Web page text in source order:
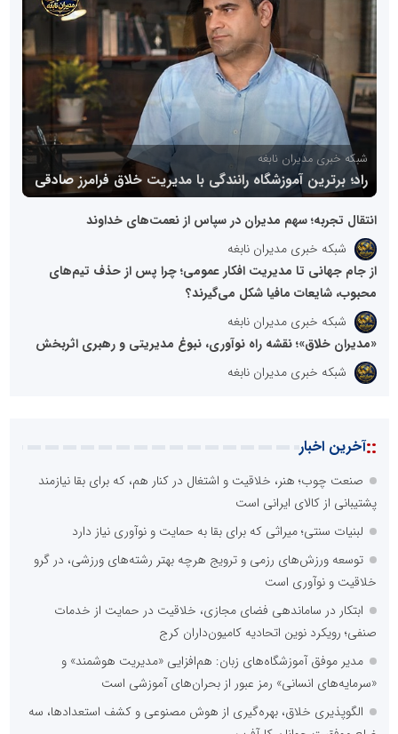
راد؛ برترین آموزشگاه رانندگی با مدیریت خلاق فرامرز صادقی
شبکه خبری مدیران نابغه
انتقال تجربه؛ سهم مدیران در سپاس از نعمت‌های خداوند
شبکه خبری مدیران نابغه
از جام جهانی تا مدیریت افکار عمومی؛ چرا پس از حذف تیم‌های
محبوب، شایعات مافیا شکل می‌گیرند؟
شبکه خبری مدیران نابغه
«مدیران خلاق»؛ نقشه راه نوآوری، نبوغ مدیریتی و رهبری اثربخش
شبکه خبری مدیران نابغه
::آخرین اخبار
صنعت چوب؛ هنر، خلاقیت و اشتغال در کنار هم، که برای بقا نیازمند
پشتیبانی از کالای ایرانی است
لبنیات سنتی؛ میراثی که برای بقا به حمایت و نوآوری نیاز دارد
توسعه ورزش‌های رزمی و ترویج هرچه بهتر رشته‌های ورزشی، در گرو
خلاقیت و نوآوری است
ابتکار در ساماندهی فضای مجازی، خلاقیت در حمایت از خدمات
صنفی؛ رویکرد نوین اتحادیه کامیون‌داران کرج
مدیر موفق آموزشگاه‌های زبان: هم‌افزایی «مدیریت هوشمند» و
«سرمایه‌های انسانی» رمز عبور از بحران‌های آموزشی است
الگوپذیری خلاق، بهره‌گیری از هوش مصنوعی و کشف استعدادها، سه